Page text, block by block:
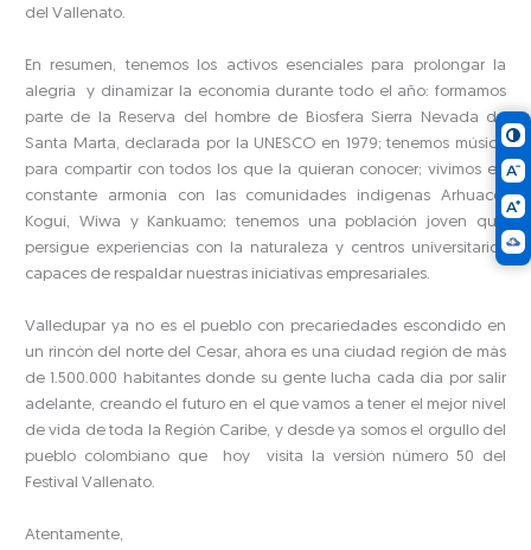
del Vallenato.
En resumen, tenemos los activos esenciales para prolongar la
alegría y dinamizar la economía durante todo el año: formamos
parte de la Reserva del hombre de Biosfera Sierra Nevada de
Santa Marta, declarada por la UNESCO en 1979; tenemos música
para compartir con todos los que la quieran conocer; vivimos en
constante armonía con las comunidades indígenas Arhuaco,
Kogui, Wiwa y Kankuamo; tenemos una población joven que
persigue experiencias con la naturaleza y centros universitarios
capaces de respaldar nuestras iniciativas empresariales.
Valledupar ya no es el pueblo con precariedades escondido en
un rincón del norte del Cesar, ahora es una ciudad región de más
de 1.500.000 habitantes donde su gente lucha cada día por salir
adelante, creando el futuro en el que vamos a tener el mejor nivel
de vida de toda la Región Caribe, y desde ya somos el orgullo del
pueblo colombiano que hoy visita la versión número 50 del
Festival Vallenato.
Atentamente,